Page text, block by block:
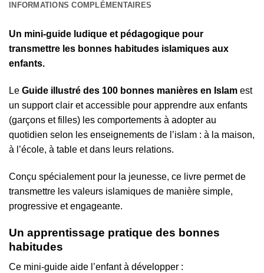
INFORMATIONS COMPLÉMENTAIRES
Un mini-guide ludique et pédagogique pour
transmettre les bonnes habitudes islamiques aux
enfants.
Le Guide illustré des 100 bonnes manières en Islam est
un support clair et accessible pour apprendre aux enfants
(garçons et filles) les comportements à adopter au
quotidien selon les enseignements de l’islam : à la maison,
à l’école, à table et dans leurs relations.
Conçu spécialement pour la jeunesse, ce livre permet de
transmettre les valeurs islamiques de manière simple,
progressive et engageante.
Un apprentissage pratique des bonnes
habitudes
Ce mini-guide aide l’enfant à développer :